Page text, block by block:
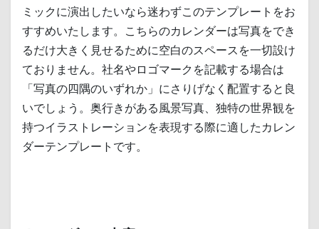
ミックに演出したいなら迷わずこのテンプレートをお
すすめいたします。こちらのカレンダーは写真をでき
るだけ大きく見せるために空白のスペースを一切設け
ておりません。社名やロゴマークを記載する場合は
「写真の四隅のいずれか」にさりげなく配置すると良
いでしょう。奥行きがある風景写真、独特の世界観を
持つイラストレーションを表現する際に適したカレン
ダーテンプレートです。